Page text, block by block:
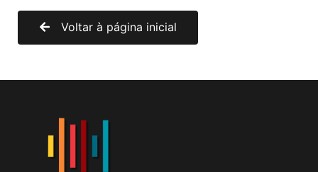
Voltar à página inicial